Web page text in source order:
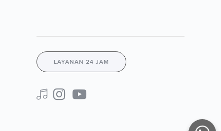
LAYANAN 24 JAM